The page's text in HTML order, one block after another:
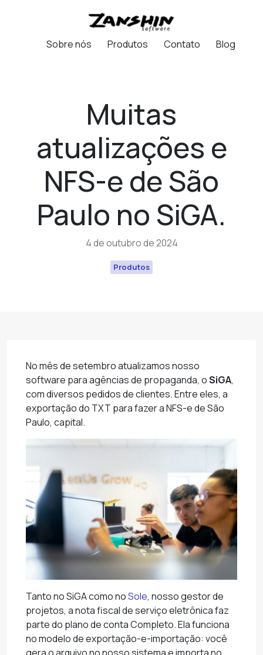
Sobre nós Produtos Contato Blog
Muitas
atualizações e
NFS-e de São
Paulo no SiGA.
4 de outubro de 2024
Produtos
No mês de setembro atualizamos nosso
software para agências de propaganda, oSiGA,
com diversos pedidos de clientes. Entre eles, a
exportação do TXT para fazer a NFS-e de São
Paulo, capital.
Tanto no SiGA como noSole, nosso gestor de
projetos, a nota fiscal de serviço eletrônica faz
parte do plano de conta Completo. Ela funciona
no modelo de exportação-e-importação: você